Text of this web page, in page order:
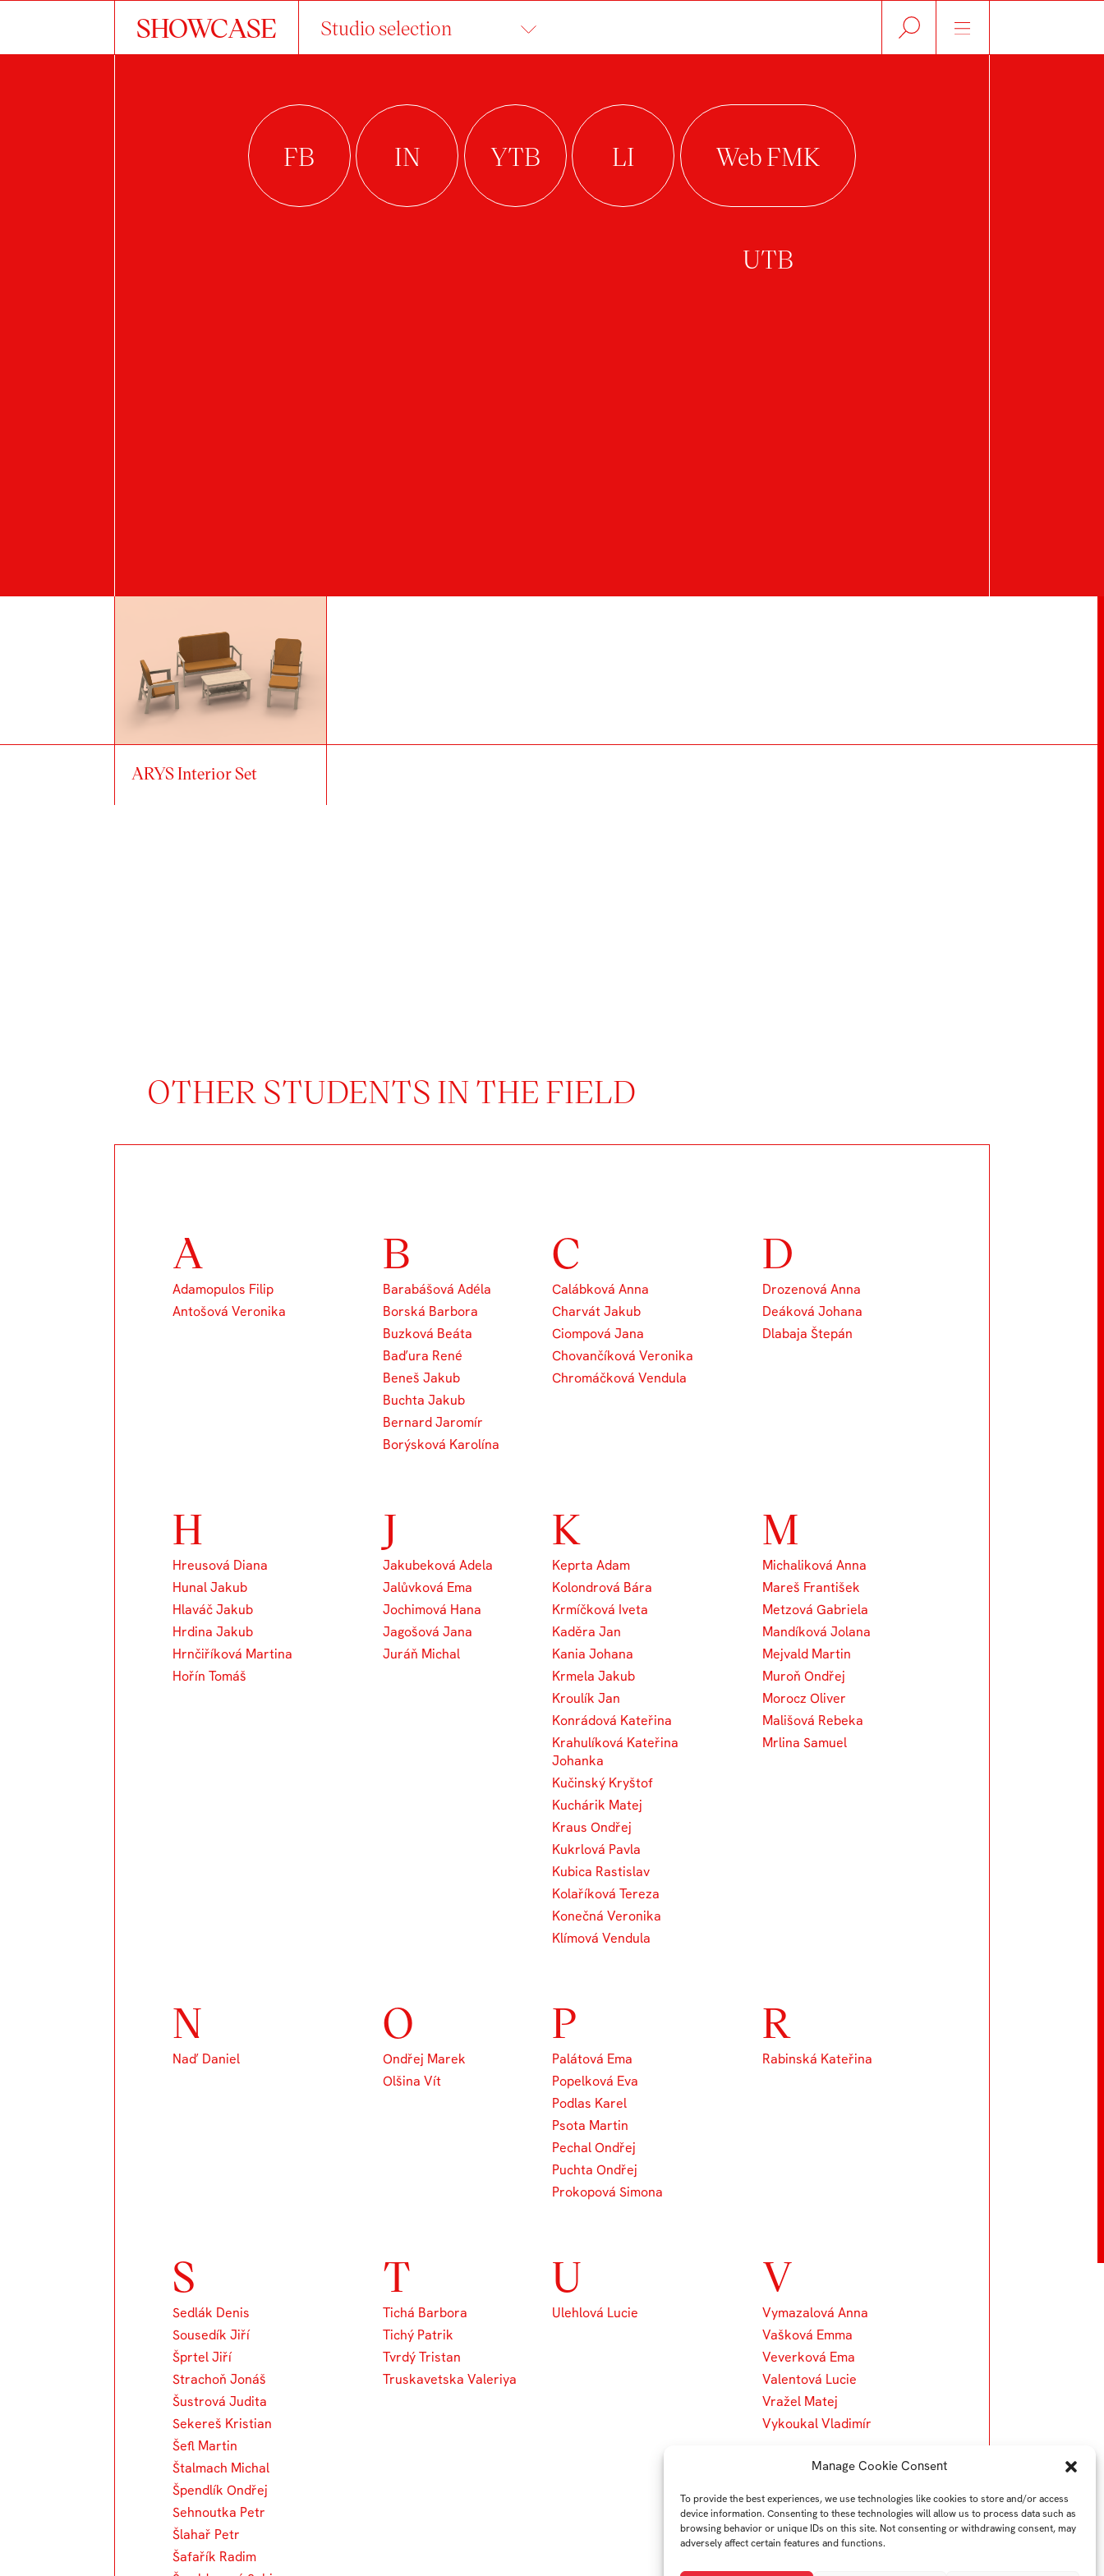
Manage Cookie Consent
To provide the best experiences, we use technologies like cookies to store and/or access
device information. Consenting to these technologies will allow us to process data such as
browsing behavior or unique IDs on this site. Not consenting or withdrawing consent, may
adversely affect certain features and functions.
SHOWCASE Studio selection
MARTIN MEJVALD
ARYS Interior Set
OTHER STUDENTS IN THE FIELD
A
Adamopulos Filip
Antošová Veronika
B
Barabášová Adéla
Borská Barbora
Buzková Beáta
Baďura René
Beneš Jakub
Buchta Jakub
Bernard Jaromír
Borýsková Karolína
C
Calábková Anna
Charvát Jakub
Ciompová Jana
Chovančíková Veronika
Chromáčková Vendula
D
Drozenová Anna
Deáková Johana
Dlabaja Štepán
H
Hreusová Diana
Hunal Jakub
Hlaváč Jakub
Hrdina Jakub
Hrnčiříková Martina
Hořín Tomáš
J
Jakubeková Adela
Jalůvková Ema
Jochimová Hana
Jagošová Jana
Juráň Michal
K
Keprta Adam
Kolondrová Bára
Krmíčková Iveta
Kaděra Jan
Kania Johana
Krmela Jakub
Kroulík Jan
Konrádová Kateřina
Krahulíková Kateřina
Johanka
Kučinský Kryštof
Kuchárik Matej
Kraus Ondřej
Kukrlová Pavla
Kubica Rastislav
Kolaříková Tereza
Konečná Veronika
Klímová Vendula
M
Michaliková Anna
Mareš František
Metzová Gabriela
Mandíková Jolana
Mejvald Martin
Muroň Ondřej
Morocz Oliver
Mališová Rebeka
Mrlina Samuel
N
Naď Daniel
O
Ondřej Marek
Olšina Vít
P
Palátová Ema
Popelková Eva
Podlas Karel
Psota Martin
Pechal Ondřej
Puchta Ondřej
Prokopová Simona
R
Rabinská Kateřina
S
Sedlák Denis
Sousedík Jiří
Šprtel Jiří
Strachoň Jonáš
Šustrová Judita
Sekereš Kristian
Šefl Martin
Štalmach Michal
Špendlík Ondřej
Sehnoutka Petr
Šlahař Petr
Šafařík Radim
T
Tichá Barbora
Tichý Patrik
Tvrdý Tristan
Truskavetska Valeriya
U
Ulehlová Lucie
V
Vymazalová Anna
Vašková Emma
Veverková Ema
Valentová Lucie
Vražel Matej
Vykoukal Vladimír